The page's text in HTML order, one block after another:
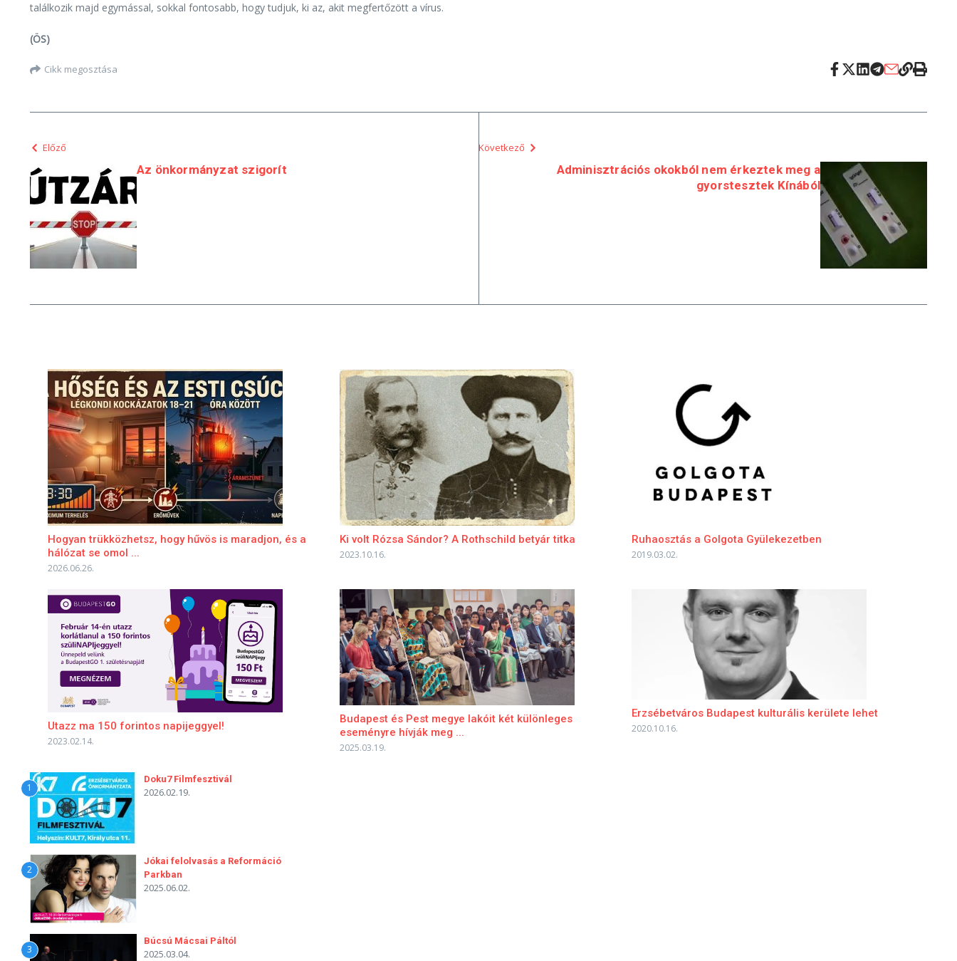
találkozik majd egymással, sokkal fontosabb, hogy tudjuk, ki az, akit megfertőzött a vírus.
(ÖS)
Cikk megosztása
Előző
Az önkormányzat szigorít
Következő
Adminisztrációs okokból nem érkeztek meg a
gyorstesztek Kínából
Hogyan trükközhetsz, hogy hűvös is maradjon, és a
hálózat se omol ...
2026.06.26.
Ki volt Rózsa Sándor? A Rothschild betyár titka
2023.10.16.
Ruhaosztás a Golgota Gyülekezetben
2019.03.02.
Utazz ma 150 forintos napijeggyel!
2023.02.14.
Budapest és Pest megye lakóit két különleges
eseményre hívják meg ...
2025.03.19.
Erzsébetváros Budapest kulturális kerülete lehet
2020.10.16.
1
Doku7 Filmfesztivál
2026.02.19.
2
Jókai felolvasás a Reformáció
Parkban
2025.06.02.
3
Búcsú Mácsai Páltól
2025.03.04.